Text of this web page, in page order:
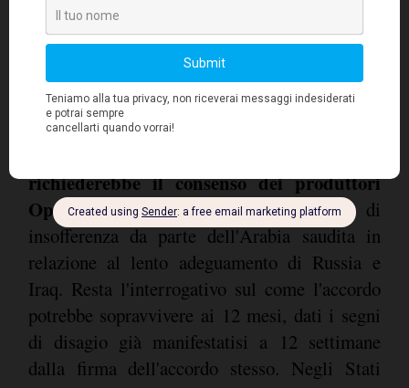
richiederebbe il consenso dei produttori
Opec e non-Opec. Vi sono stati segni di
insofferenza da parte dell'Arabia saudita in
relazione al lento adeguamento di Russia e
Iraq. Resta l'interrogativo sul come l'accordo
potrebbe sopravvivere ai 12 mesi, dati i segni
di disagio già manifestatisi a 12 settimane
dalla firma dell'accordo stesso. Negli Stati